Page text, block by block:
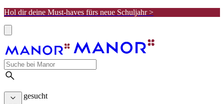
Hol dir deine Must-haves fürs neue Schuljahr >
Meist gesucht